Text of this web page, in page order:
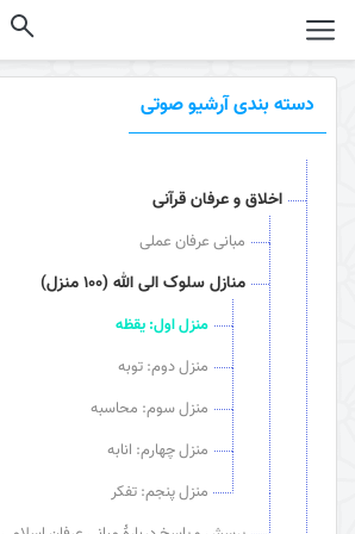
دسته بندی آرشیو صوتی
اخلاق و عرفان قرآنی
مبانی عرفان عملی
منازل سلوک الی الله (100 منزل)
منزل اول: یقظه
منزل دوم: توبه
منزل سوم: محاسبه
منزل چهارم: انابه
منزل پنجم: تفکر